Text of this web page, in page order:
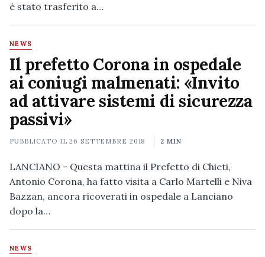
è stato trasferito a…
NEWS
Il prefetto Corona in ospedale
ai coniugi malmenati: «Invito
ad attivare sistemi di sicurezza
passivi»
PUBBLICATO IL26 SETTEMBRE 2018 2 MIN
LANCIANO - Questa mattina il Prefetto di Chieti,
Antonio Corona, ha fatto visita a Carlo Martelli e Niva
Bazzan, ancora ricoverati in ospedale a Lanciano
dopo la…
NEWS